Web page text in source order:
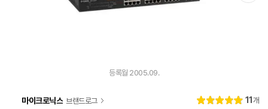
등록월 2005.09.
마이크로닉스 브랜드로그
별
5.
리
11개